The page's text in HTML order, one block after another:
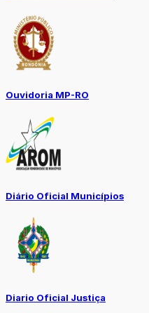
Ouvidoria MP-RO
Diário Oficial Municípios
Diario Oficial Justiça